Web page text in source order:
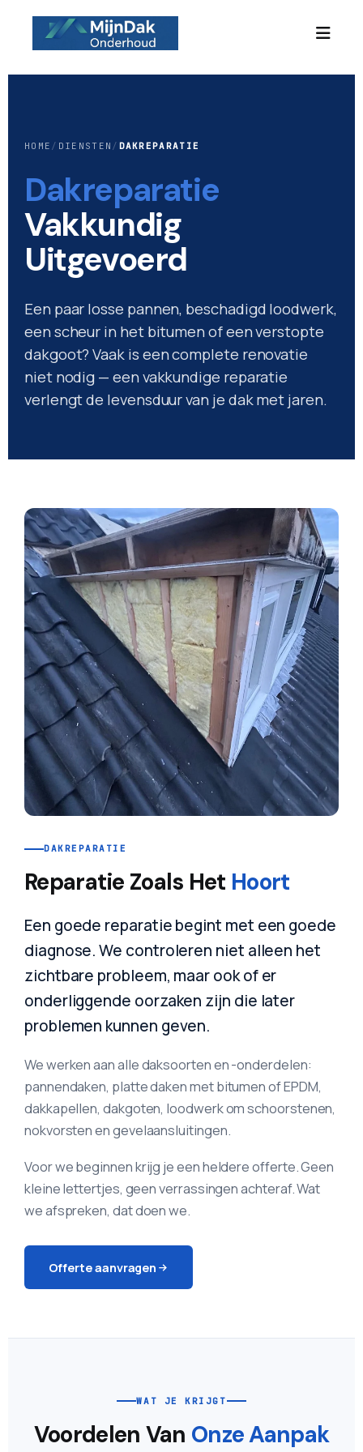
HOME / DIENSTEN / DAKREPARATIE
Dakreparatie
Vakkundig
Uitgevoerd
Een paar losse pannen, beschadigd loodwerk,
een scheur in het bitumen of een verstopte
dakgoot? Vaak is een complete renovatie
niet nodig — een vakkundige reparatie
verlengt de levensduur van je dak met jaren.
DAKREPARATIE
Reparatie Zoals Het Hoort
Een goede reparatie begint met een goede
diagnose. We controleren niet alleen het
zichtbare probleem, maar ook of er
onderliggende oorzaken zijn die later
problemen kunnen geven.
We werken aan alle daksoorten en -onderdelen:
pannendaken, platte daken met bitumen of EPDM,
dakkapellen, dakgoten, loodwerk om schoorstenen,
nokvorsten en gevelaansluitingen.
Voor we beginnen krijg je een heldere offerte. Geen
kleine lettertjes, geen verrassingen achteraf. Wat
we afspreken, dat doen we.
Offerte aanvragen
WAT JE KRIJGT
Voordelen Van Onze Aanpak